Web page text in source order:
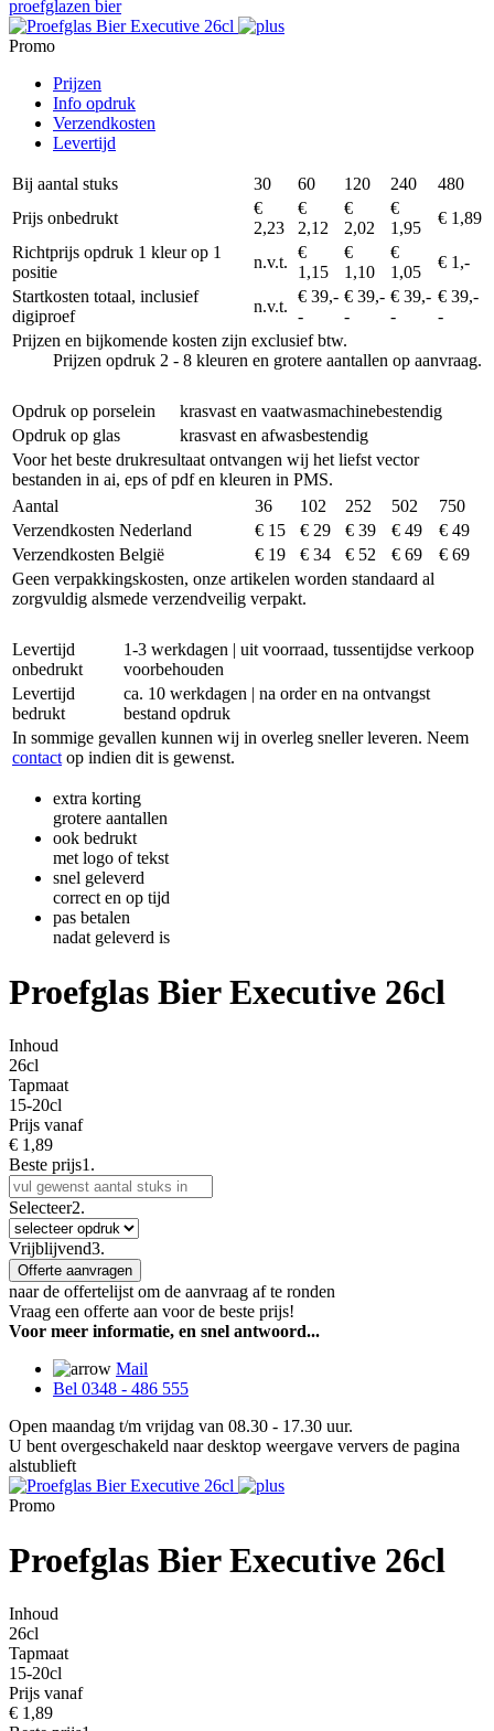
proefglazen bier
Promo
Prijzen
Info opdruk
Verzendkosten
Levertijd
Bij aantal stuks 30 60 120 240
480
Prijs onbedrukt
€
2,23
€
2,12
€
2,02
€
1,95
€ 1,89
Richtprijs opdruk 1 kleur op 1
positie
n.v.t.
€
1,15
€
1,10
€
1,05
€ 1,-
Startkosten totaal, inclusief
digiproef
n.v.t.
€ 39,-
-
€ 39,-
-
€ 39,-
-
€ 39,-
-
Prijzen en bijkomende kosten zijn exclusief btw.
Prijzen opdruk 2 - 8 kleuren en grotere aantallen op aanvraag.
Opdruk op porselein
krasvast en vaatwasmachinebestendig
Opdruk op glas
krasvast en afwasbestendig
Voor het beste drukresultaat ontvangen wij het liefst vector
bestanden in ai, eps of pdf en kleuren in PMS.
Aantal
36 102 252 502
750
Verzendkosten Nederland
€ 15 € 29 € 39 € 49
€ 49
Verzendkosten België
€ 19 € 34 € 52 € 69
€ 69
Geen verpakkingskosten, onze artikelen worden standaard al
zorgvuldig alsmede verzendveilig verpakt.
Levertijd
onbedrukt
1-3 werkdagen | uit voorraad, tussentijdse verkoop
voorbehouden
Levertijd
bedrukt
ca. 10 werkdagen | na order en na ontvangst
bestand opdruk
In sommige gevallen kunnen wij in overleg sneller leveren. Neem
contact op indien dit is gewenst.
extra korting
grotere aantallen
ook bedrukt
met logo of tekst
snel geleverd
correct en op tijd
pas betalen
nadat geleverd is
Proefglas Bier Executive 26cl
Inhoud
26cl
Tapmaat
15-20cl
Prijs vanaf
€ 1,89
Beste prijs1.
Selecteer2.
Vrijblijvend3.
Offerte aanvragen
naar de offertelijst om de aanvraag af te ronden
Vraag een offerte aan voor de beste prijs!
Voor meer informatie, en snel antwoord...
Mail
Bel 0348 - 486 555
Open maandag t/m vrijdag van 08.30 - 17.30 uur.
U bent overgeschakeld naar desktop weergave ververs de pagina
alstublieft
Promo
Proefglas Bier Executive 26cl
Inhoud
26cl
Tapmaat
15-20cl
Prijs vanaf
€ 1,89